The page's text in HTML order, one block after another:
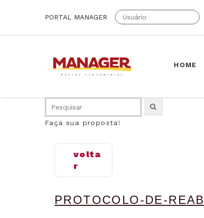
PORTAL MANAGER
HOME
Faça sua proposta!
volta
r
PROTOCOLO-DE-